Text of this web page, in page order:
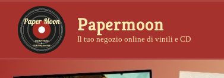
Papermoon
Il tuo negozio online di vinili e CD